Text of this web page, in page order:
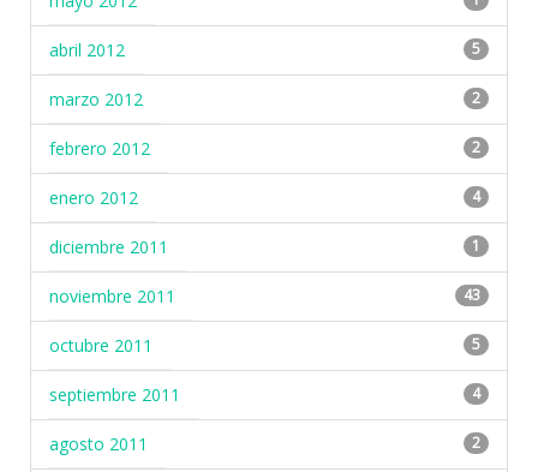
abril 2012 5
marzo 2012 2
febrero 2012 2
enero 2012 4
diciembre 2011 1
noviembre 2011 43
octubre 2011 5
septiembre 2011 4
agosto 2011 2